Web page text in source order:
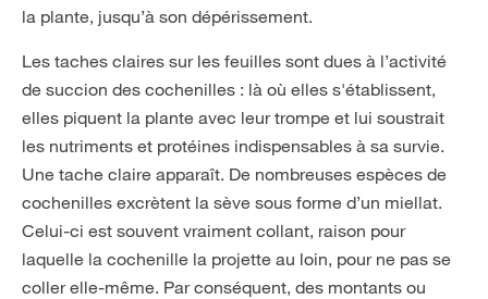
la plante, jusqu’à son dépérissement.
Les taches claires sur les feuilles sont dues à l’activité
de succion des cochenilles : là où elles s'établissent,
elles piquent la plante avec leur trompe et lui soustrait
les nutriments et protéines indispensables à sa survie.
Une tache claire apparaît. De nombreuses espèces de
cochenilles excrètent la sève sous forme d’un miellat.
Celui-ci est souvent vraiment collant, raison pour
laquelle la cochenille la projette au loin, pour ne pas se
coller elle-même. Par conséquent, des montants ou